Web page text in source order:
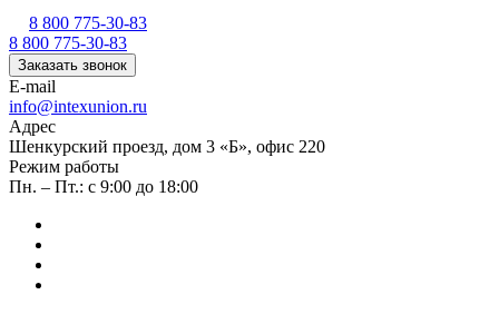
8 800 775-30-83
8 800 775-30-83
Заказать звонок
E-mail
info@intexunion.ru
Адрес
Шенкурский проезд, дом 3 «Б», офис 220
Режим работы
Пн. – Пт.: с 9:00 до 18:00